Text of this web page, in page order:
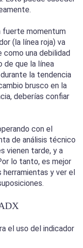
fuerte momentum
(la línea roja) va
como una debilidad
de que la línea
la tendencia
brusco en la
deberías confiar
con el
de análisis técnico
vienen tarde, y a
lo tanto, es mejor
y ver el
el uso del indicador